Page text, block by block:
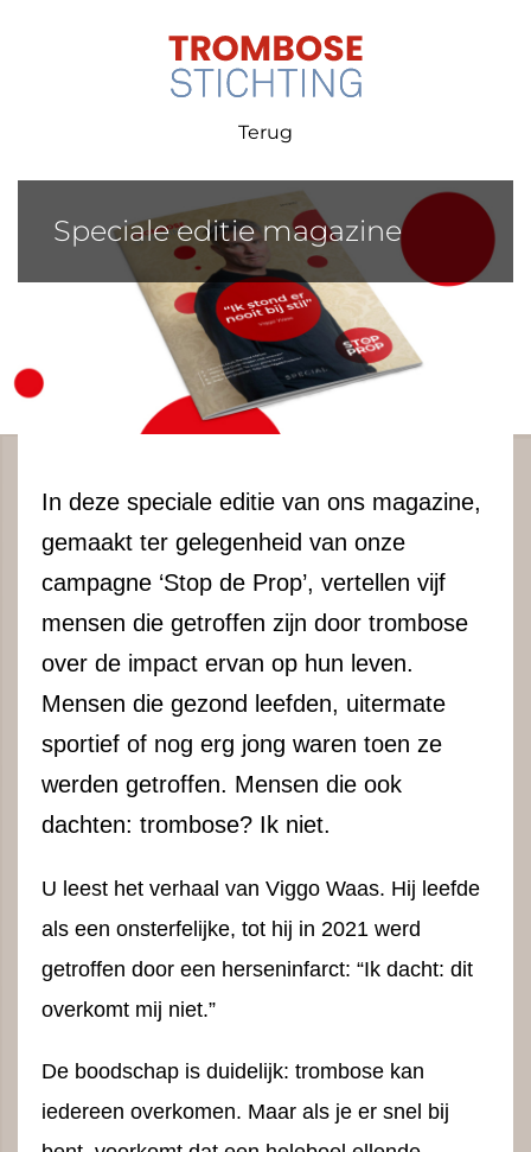
Terug
Speciale editie magazine
In deze speciale editie van ons magazine,
gemaakt ter gelegenheid van onze
campagne ‘Stop de Prop’, vertellen vijf
mensen die getroffen zijn door trombose
over de impact ervan op hun leven.
Mensen die gezond leefden, uitermate
sportief of nog erg jong waren toen ze
werden getroffen. Mensen die ook
dachten: trombose? Ik niet.
U leest het verhaal van Viggo Waas. Hij leefde
als een onsterfelijke, tot hij in 2021 werd
getroffen door een herseninfarct: “Ik dacht: dit
overkomt mij niet.”
De boodschap is duidelijk: trombose kan
iedereen overkomen. Maar als je er snel bij